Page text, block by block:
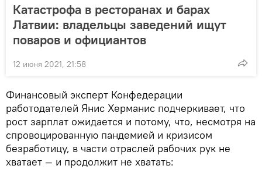
Катастрофа в ресторанах и барах
Латвии: владельцы заведений ищут
поваров и официантов
12 июня 2021, 21:58
Финансовый эксперт Конфедерации
работодателей Янис Херманис подчеркивает, что
рост зарплат ожидается и потому, что, несмотря на
спровоцированную пандемией и кризисом
безработицу, в части отраслей рабочих рук не
хватает — и продолжит не хватать: